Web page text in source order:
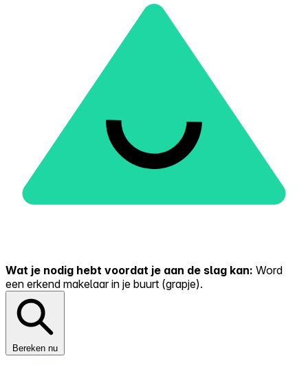
Wat je nodig hebt voordat je aan de slag kan: Word
een erkend makelaar in je buurt (grapje).
Bereken nu